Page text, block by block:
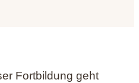
Fortbildung geht